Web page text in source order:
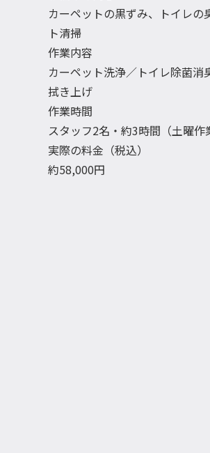
カーペットの黒ずみ、トイレの
ト清掃
作業内容
カーペット洗浄／トイレ除菌消
拭き上げ
作業時間
スタッフ2名・約3時間（土曜作
実際の料金（税込）
約58,000円